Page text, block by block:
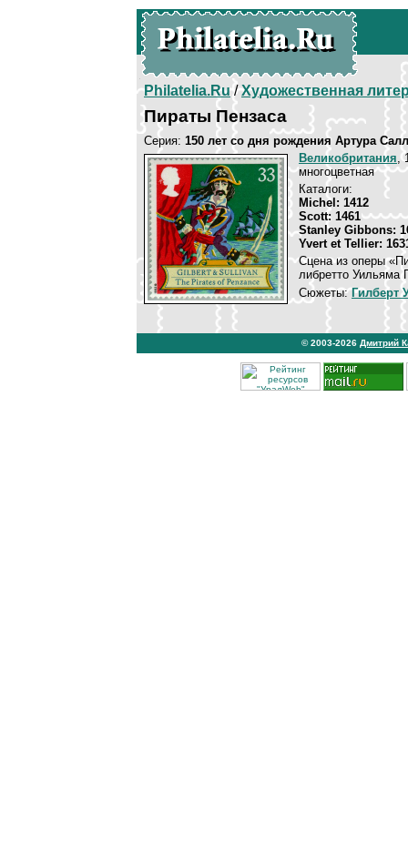
Philatelia.Ru/Художественная
Пирaты Пензаса
Серия: 150 лет со дня рождения Артура
Великобритания,
многоцветная
Каталоги:
Michel: 1412
Scott: 1461
Stanley Gibbons:
Yvert et Tellier:
Сцена из оперы
либретто Уильяма
Сюжеты:Гилберт
© 2003-2026 Дмитрий